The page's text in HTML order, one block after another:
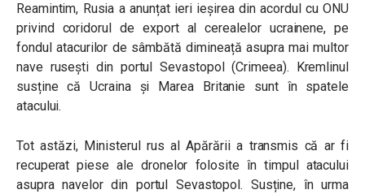
Reamintim, Rusia a anunțat ieri ieșirea din acordul cu ONU
privind coridorul de export al cerealelor ucrainene, pe
fondul atacurilor de sâmbătă dimineață asupra mai multor
nave rusești din portul Sevastopol (Crimeea). Kremlinul
susține că Ucraina și Marea Britanie sunt în spatele
atacului.
Tot astăzi, Ministerul rus al Apărării a transmis că ar fi
recuperat piese ale dronelor folosite în timpul atacului
asupra navelor din portul Sevastopol. Susține, în urma